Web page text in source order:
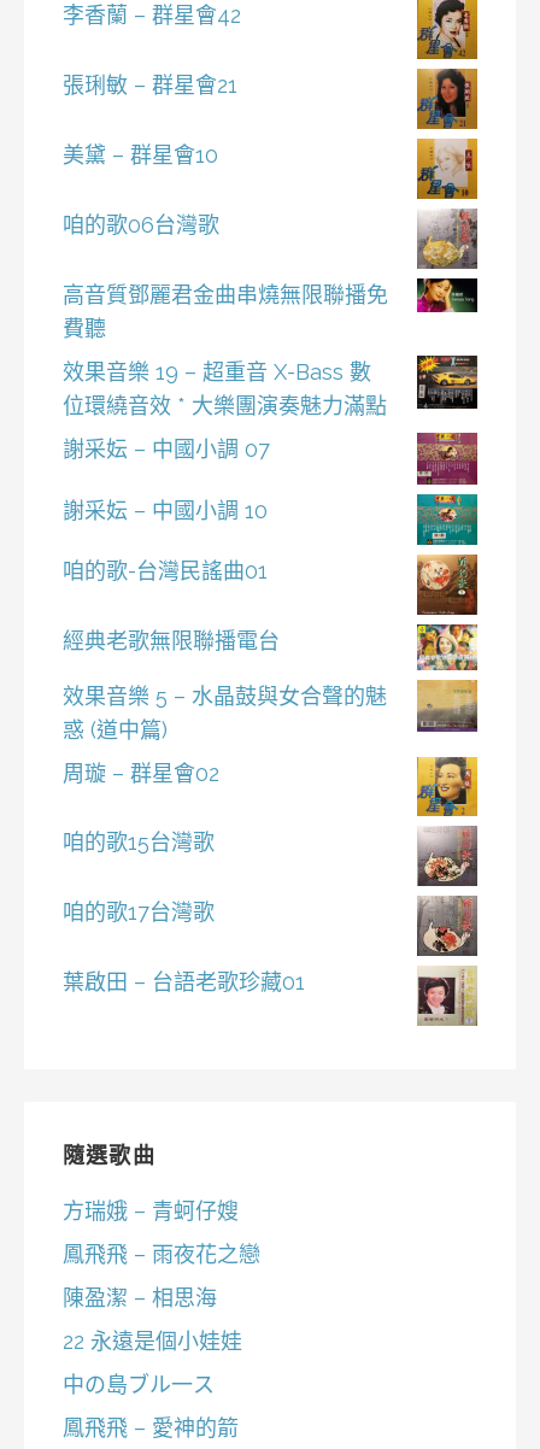
李香蘭 – 群星會42
張琍敏 – 群星會21
美黛 – 群星會10
咱的歌06台灣歌
高音質鄧麗君金曲串燒無限聯播免
費聽
效果音樂 19 – 超重音 X-Bass 數
位環繞音效 * 大樂團演奏魅力滿點
謝采妘 – 中國小調 07
謝采妘 – 中國小調 10
咱的歌-台灣民謠曲01
經典老歌無限聯播電台
效果音樂 5 – 水晶鼓與女合聲的魅
惑 (道中篇)
周璇 – 群星會02
咱的歌15台灣歌
咱的歌17台灣歌
葉啟田 – 台語老歌珍藏01
隨選歌曲
方瑞娥 – 青蚵仔嫂
鳳飛飛 – 雨夜花之戀
陳盈潔 – 相思海
22 永遠是個小娃娃
中の島ブル一ス
鳳飛飛 – 愛神的箭